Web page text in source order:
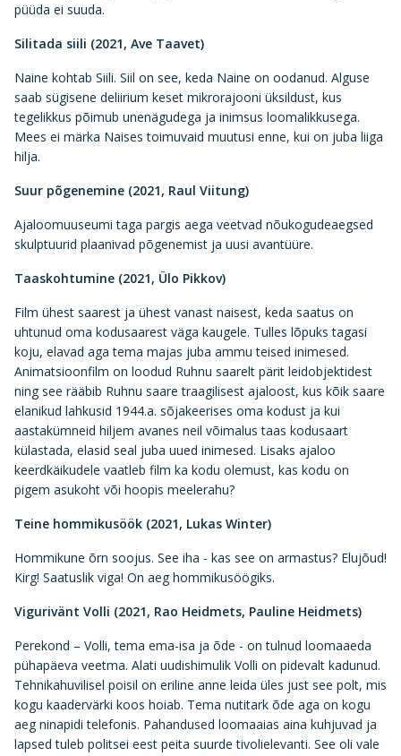
püüda ei suuda.
Silitada siili (2021, Ave Taavet)
Naine kohtab Siili. Siil on see, keda Naine on oodanud. Alguse
saab sügisene deliirium keset mikrorajooni üksildust, kus
tegelikkus põimub unenägudega ja inimsus loomalikkusega.
Mees ei märka Naises toimuvaid muutusi enne, kui on juba liiga
hilja.
Suur põgenemine (2021, Raul Viitung)
Ajaloomuuseumi taga pargis aega veetvad nõukogudeaegsed
skulptuurid plaanivad põgenemist ja uusi avantüüre.
Taaskohtumine (2021, Ülo Pikkov)
Film ühest saarest ja ühest vanast naisest, keda saatus on
uhtunud oma kodusaarest väga kaugele. Tulles lõpuks tagasi
koju, elavad aga tema majas juba ammu teised inimesed.
Animatsioonfilm on loodud Ruhnu saarelt pärit leidobjektidest
ning see rääbib Ruhnu saare traagilisest ajaloost, kus kõik saare
elanikud lahkusid 1944.a. sõjakeerises oma kodust ja kui
aastakümneid hiljem avanes neil võimalus taas kodusaart
külastada, elasid seal juba uued inimesed. Lisaks ajaloo
keerdkäikudele vaatleb film ka kodu olemust, kas kodu on
pigem asukoht või hoopis meelerahu?
Teine hommikusöök (2021, Lukas Winter)
Hommikune õrn soojus. See iha - kas see on armastus? Elujõud!
Kirg! Saatuslik viga! On aeg hommikusöögiks.
Vigurivänt Volli (2021, Rao Heidmets, Pauline Heidmets)
Perekond – Volli, tema ema-isa ja õde - on tulnud loomaaeda
pühapäeva veetma. Alati uudishimulik Volli on pidevalt kadunud.
Tehnikahuvilisel poisil on eriline anne leida üles just see polt, mis
kogu kaadervärki koos hoiab. Tema nutitark õde aga on kogu
aeg ninapidi telefonis. Pahandused loomaaias aina kuhjuvad ja
lapsed tuleb politsei eest peita suurde tivolielevanti. See oli vale